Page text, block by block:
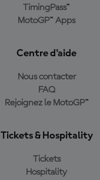
TimingPass™
MotoGP™ Apps
Centre d'aide
Nous contacter
FAQ
Rejoignez le MotoGP™
Tickets & Hospitality
Tickets
Hospitality